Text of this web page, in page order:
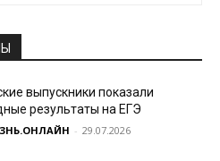
выпускники показали
результаты на ЕГЭ
- 29.07.2026